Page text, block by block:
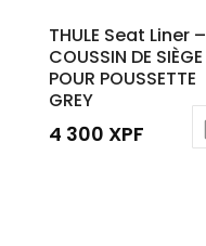
THULE Seat Liner –
COUSSIN DE SIÈGE
POUR POUSSETTE
GREY
4 300 XPF